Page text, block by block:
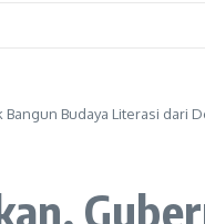
Budaya Literasi dari